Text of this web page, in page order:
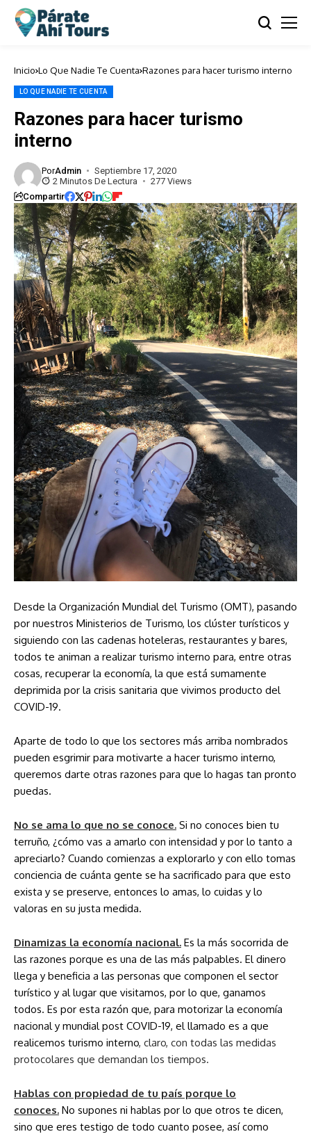
Inicio Lo Que Nadie Te Cuenta Razones para hacer turismo interno
LO QUE NADIE TE CUENTA
Razones para hacer turismo
interno
PorAdmin
Septiembre 17, 2020
2 Minutos De Lectura
277 Views
Compartir
Desde la Organización Mundial del Turismo (OMT), pasando
por nuestros Ministerios de Turismo, los clúster turísticos y
siguiendo con las cadenas hoteleras, restaurantes y bares,
todos te animan a realizar turismo interno para, entre otras
cosas, recuperar la economía, la que está sumamente
deprimida por la crisis sanitaria que vivimos producto del
COVID-19.
Aparte de todo lo que los sectores más arriba nombrados
pueden esgrimir para motivarte a hacer turismo interno,
queremos darte otras razones para que lo hagas tan pronto
puedas.
No se ama lo que no se conoce. Si no conoces bien tu
terruño, ¿cómo vas a amarlo con intensidad y por lo tanto a
apreciarlo? Cuando comienzas a explorarlo y con ello tomas
conciencia de cuánta gente se ha sacrificado para que esto
exista y se preserve, entonces lo amas, lo cuidas y lo
valoras en su justa medida.
Dinamizas la economía nacional. Es la más socorrida de
las razones porque es una de las más palpables. El dinero
llega y beneficia a las personas que componen el sector
turístico y al lugar que visitamos, por lo que, ganamos
todos. Es por esta razón que, para motorizar la economía
nacional y mundial post COVID-19, el llamado es a que
realicemos turismo interno, claro, con todas las medidas
protocolares que demandan los tiempos.
Hablas con propiedad de tu país porque lo
conoces. No supones ni hablas por lo que otros te dicen,
sino que eres testigo de todo cuanto posee, así como